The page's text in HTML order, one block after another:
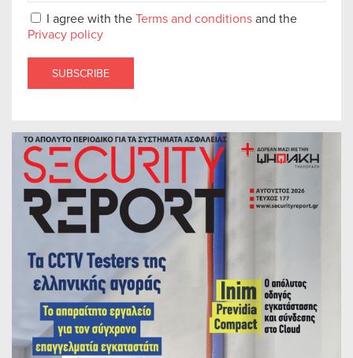
I agree with theTerms and conditionsand the
Privacy policy
SUBSCRIBE